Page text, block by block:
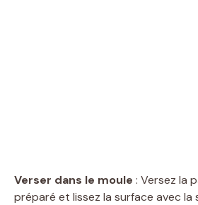
Verser dans le moule : Versez la
préparé et lissez la surface avec la